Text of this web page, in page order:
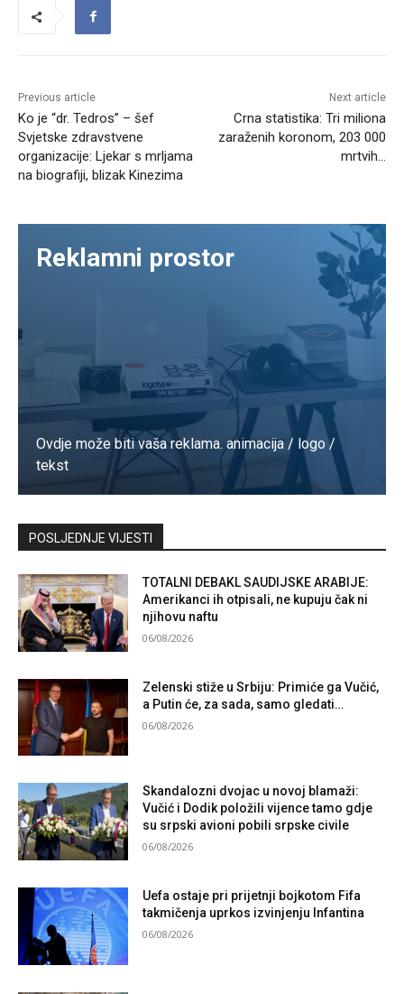
Previous article
Ko je “dr. Tedros” – šef
Svjetske zdravstvene
organizacije: Ljekar s mrljama
na biografiji, blizak Kinezima
Next article
Crna statistika: Tri miliona
zaraženih koronom, 203 000
mrtvih…
Reklamni prostor
Ovdje može biti vaša reklama. animacija / logo /
tekst
Kontaktirajte nas
POSLJEDNJE VIJESTI
TOTALNI DEBAKL SAUDIJSKE ARABIJE:
Amerikanci ih otpisali, ne kupuju čak ni
njihovu naftu
06/08/2026
Zelenski stiže u Srbiju: Primiće ga Vučić,
a Putin će, za sada, samo gledati…
06/08/2026
Skandalozni dvojac u novoj blamaži:
Vučić i Dodik položili vijence tamo gdje
su srpski avioni pobili srpske civile
06/08/2026
Uefa ostaje pri prijetnji bojkotom Fifa
takmičenja uprkos izvinjenju Infantina
06/08/2026